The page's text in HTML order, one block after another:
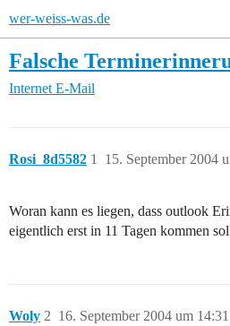
wer-weiss-was.de
Falsche
Internet E-Mail
Rosi_8d5582 15. September 2004
1
Woran kann es liegen, dass outlook
eigentlich erst in 11 Tagen kommen
Woly 16. September 2004 um 14:31
2